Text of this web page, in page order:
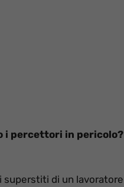
i percettori in pericolo?
superstiti di un lavoratore